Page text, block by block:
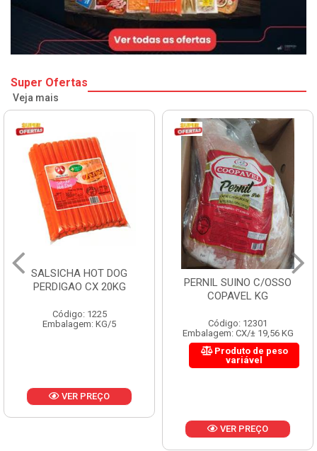
Super Ofertas
Veja mais
SALSICHA HOT DOG
PERDIGAO CX 20KG
Código: 1225
Embalagem: KG/5
VER PREÇO
PERNIL SUINO C/OSSO
COPAVEL KG
Código: 12301
Embalagem: CX/± 19,56 KG
Produto de peso
variável
VER PREÇO